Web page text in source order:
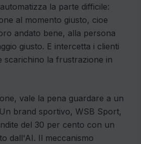
la parte difficile:
al momento giusto, cioe
andato bene, alla persona
giusto. E intercetta i clienti
scarichino la frustrazione in
vale la pena guardare a un
brand sportivo, WSB Sport,
del 30 per cento con un
dall'AI. Il meccanismo